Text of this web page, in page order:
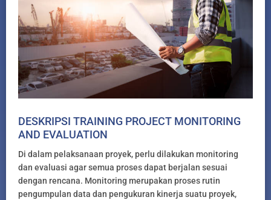
DESKRIPSI TRAINING PROJECT MONITORING
AND EVALUATION
Di dalam pelaksanaan proyek, perlu dilakukan monitoring
dan evaluasi agar semua proses dapat berjalan sesuai
dengan rencana. Monitoring merupakan proses rutin
pengumpulan data dan pengukuran kinerja suatu proyek,